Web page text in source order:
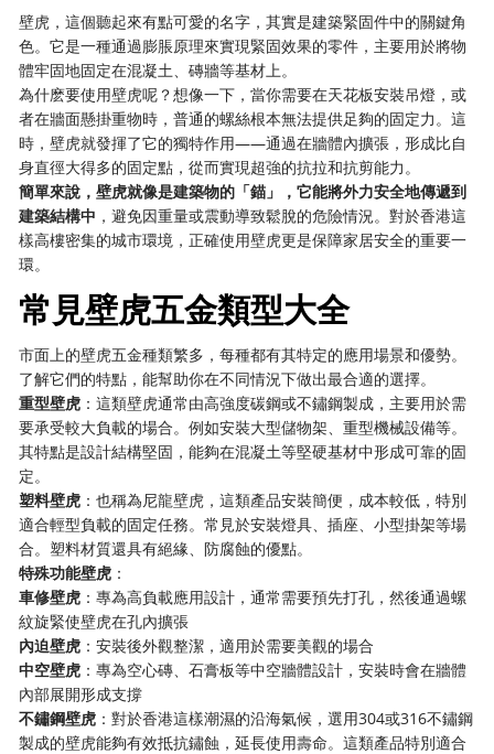
壁虎，這個聽起來有點可愛的名字，其實是建築緊固件中的關鍵角
色。它是一種通過膨脹原理來實現緊固效果的零件，主要用於將物
體牢固地固定在混凝土、磚牆等基材上。
為什麽要使用壁虎呢？想像一下，當你需要在天花板安裝吊燈，或
者在牆面懸掛重物時，普通的螺絲根本無法提供足夠的固定力。這
時，壁虎就發揮了它的獨特作用——通過在牆體內擴張，形成比自
身直徑大得多的固定點，從而實現超強的抗拉和抗剪能力。
簡單來說，壁虎就像是建築物的「錨」，它能將外力安全地傳遞到
建築結構中 ，避免因重量或震動導致鬆脫的危險情況。對於香港這
樣高樓密集的城市環境，正確使用壁虎更是保障家居安全的重要一
環。
常見壁虎五金類型大全
市面上的壁虎五金種類繁多，每種都有其特定的應用場景和優勢。
了解它們的特點，能幫助你在不同情況下做出最合適的選擇。
重型壁虎 ：這類壁虎通常由高強度碳鋼或不鏽鋼製成，主要用於需
要承受較大負載的場合。例如安裝大型儲物架、重型機械設備等。
其特點是設計結構堅固，能夠在混凝土等堅硬基材中形成可靠的固
定。
塑料壁虎 ：也稱為尼龍壁虎，這類產品安裝簡便，成本較低，特別
適合輕型負載的固定任務。常見於安裝燈具、插座、小型掛架等場
合。塑料材質還具有絕緣、防腐蝕的優點。
特殊功能壁虎 ：
車修壁虎 ：專為高負載應用設計，通常需要預先打孔，然後通過螺
紋旋緊使壁虎在孔內擴張
內迫壁虎 ：安裝後外觀整潔，適用於需要美觀的場合
中空壁虎 ：專為空心磚、石膏板等中空牆體設計，安裝時會在牆體
內部展開形成支撐
不鏽鋼壁虎 ：對於香港這樣潮濕的沿海氣候，選用304或316不鏽鋼
製成的壁虎能夠有效抵抗鏽蝕，延長使用壽命。這類產品特別適合